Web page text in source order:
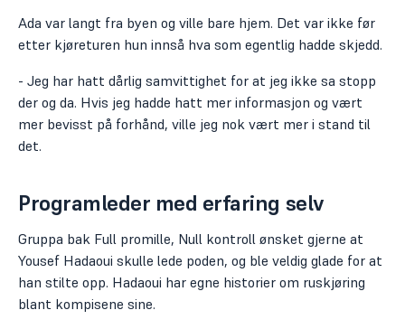
Ada var langt fra byen og ville bare hjem. Det var ikke før
etter kjøreturen hun innså hva som egentlig hadde skjedd.
- Jeg har hatt dårlig samvittighet for at jeg ikke sa stopp
der og da. Hvis jeg hadde hatt mer informasjon og vært
mer bevisst på forhånd, ville jeg nok vært mer i stand til
det.
Programleder med erfaring selv
Gruppa bak Full promille, Null kontroll ønsket gjerne at
Yousef Hadaoui skulle lede poden, og ble veldig glade for at
han stilte opp. Hadaoui har egne historier om ruskjøring
blant kompisene sine.